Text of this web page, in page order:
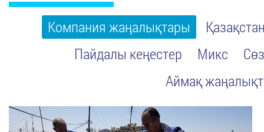
Компания жаңалықтары
Пайдалы кеңестер
Микс
Аймақ